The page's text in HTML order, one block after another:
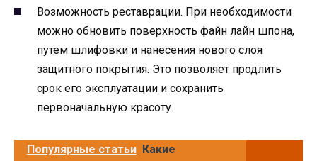
Возможность реставрации. При необходимости
можно обновить поверхность файн лайн шпона,
путем шлифовки и нанесения нового слоя
защитного покрытия. Это позволяет продлить
срок его эксплуатации и сохранить
первоначальную красоту.
Популярные статьи Какие